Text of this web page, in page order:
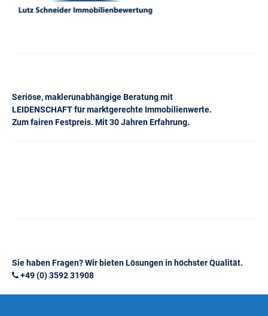
Seriöse, maklerunabhängige Beratung mit
LEIDENSCHAFT für marktgerechte Immobilienwerte.
Zum fairen Festpreis. Mit 30 Jahren Erfahrung.
Sie haben Fragen? Wir bieten Lösungen in höchster Qualität.
+49 (0) 3592 31908